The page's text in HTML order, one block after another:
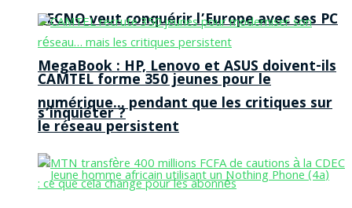
TECNO veut conquérir l’Europe avec ses PC
MegaBook : HP, Lenovo et ASUS doivent-ils
s’inquiéter ?
CAMTEL forme 350 jeunes pour le
numérique… pendant que les critiques sur
le réseau persistent